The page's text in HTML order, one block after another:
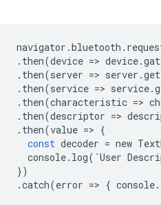
navigator .bluetooth .
. then(device => device.
. then(server => server .
. then(service => service.
. then(characteristic =>
. then(descriptor =>
. then(value => {
const decoder = new
console. log( `User
})
.catch(error => { console.